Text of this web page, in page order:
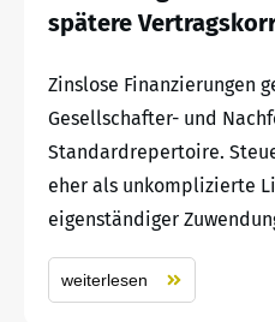
spätere
Zinslose Finanzierungen
Gesellschafter- und
Standardrepertoire.
eher als unkomplizierte
eigenständiger
weiterlesen